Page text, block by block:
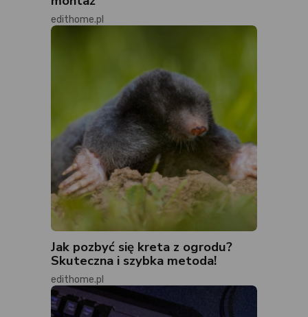
edithome.pl
Jak pozbyć się kreta z ogrodu?
Skuteczna i szybka metoda!
edithome.pl